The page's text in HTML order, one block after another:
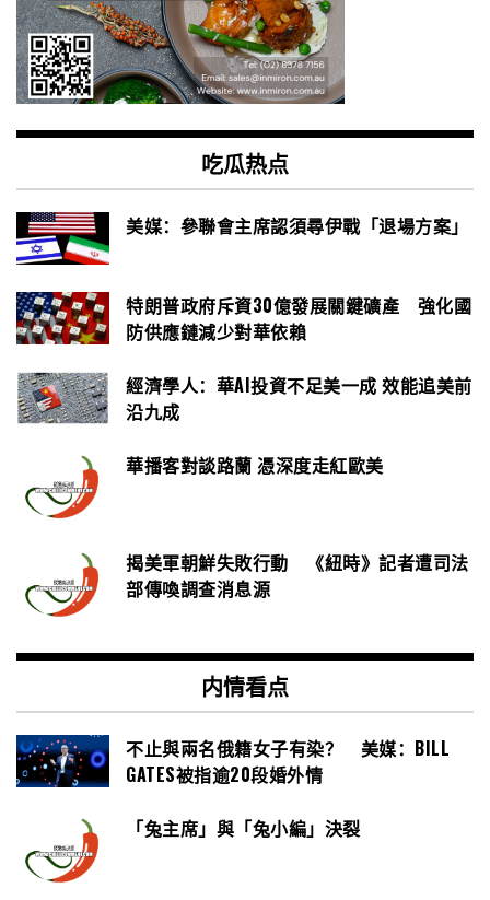
吃瓜热点
美媒：參聯會主席認須尋伊戰「退場方案」
特朗普政府斥資30億發展關鍵礦產 強化國
防供應鏈減少對華依賴
經濟學人：華AI投資不足美一成 效能追美前
沿九成
華播客對談路蘭 憑深度走紅歐美
揭美軍朝鮮失敗行動 《紐時》記者遭司法
部傳喚調查消息源
内情看点
不止與兩名俄籍女子有染？ 美媒：BILL
GATES被指逾20段婚外情
「兔主席」與「兔小編」決裂